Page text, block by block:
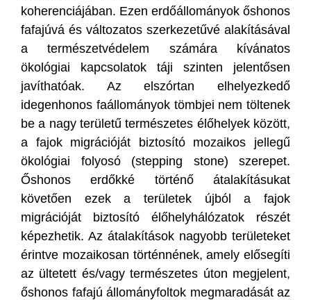
koherenciájában. Ezen erdőállományok őshonos
fafajúvá és változatos szerkezetűvé alakításával
a természetvédelem számára kívánatos
ökológiai kapcsolatok táji szinten jelentősen
javíthatóak. Az elszórtan elhelyezkedő
idegenhonos faállományok tömbjei nem töltenek
be a nagy területű természetes élőhelyek között,
a fajok migrációját biztosító mozaikos jellegű
ökológiai folyosó (stepping stone) szerepet.
Őshonos erdőkké történő átalakításukat
követően ezek a területek újból a fajok
migrációját biztosító élőhelyhálózatok részét
képezhetik. Az átalakítások nagyobb területeket
érintve mozaikosan történnének, amely elősegíti
az ültetett és/vagy természetes úton megjelent,
őshonos fafajú állományfoltok megmaradását az